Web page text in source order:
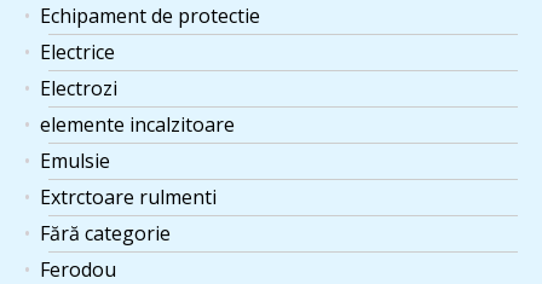
Echipament de protectie
Electrice
Electrozi
elemente incalzitoare
Emulsie
Extrctoare rulmenti
Fără categorie
Ferodou